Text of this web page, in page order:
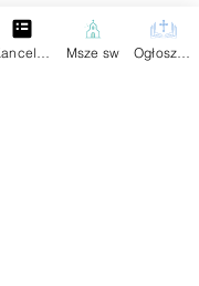
do odwiedzenia
naszej
Msze sw